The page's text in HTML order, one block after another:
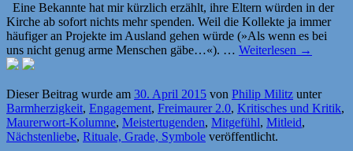
Eine Bekannte hat mir kürzlich erzählt, ihre Eltern würden in der
Kirche ab sofort nichts mehr spenden. Weil die Kollekte ja immer
häufiger an Projekte im Ausland gehen würde (»Als wenn es bei
uns nicht genug arme Menschen gäbe…«). … Weiterlesen →
Dieser Beitrag wurde am 30. April 2015 von Philip Militz unter
Barmherzigkeit, Engagement, Freimaurer 2.0, Kritisches und Kritik,
Maurerwort-Kolumne, Meistertugenden, Mitgefühl, Mitleid,
Nächstenliebe, Rituale, Grade, Symbole veröffentlicht.